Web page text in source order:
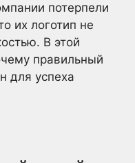
потерпели
их логотип не
В этой
правильный
для успеха